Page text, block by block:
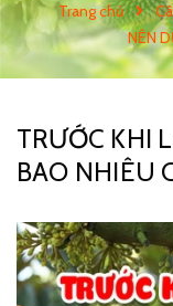
Trang chủ
NÊN
TRƯỚC KHI
BAO NHIÊU